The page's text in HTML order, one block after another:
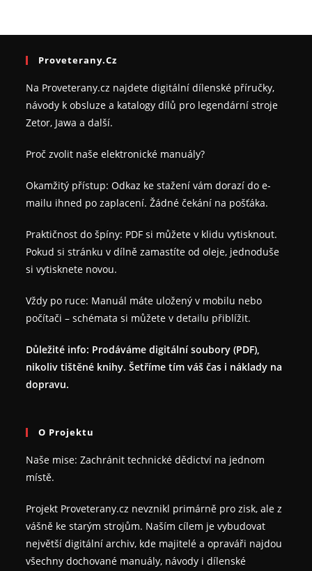
Proveterany.cz
Na Proveterany.cz najdete digitální dílenské příručky,
návody k obsluze a katalogy dílů pro legendární stroje
Zetor, Jawa a další.
Proč zvolit naše elektronické manuály?
Okamžitý přístup: Odkaz ke stažení vám dorazí do e-
mailu ihned po zaplacení. Žádné čekání na pošťáka.
Praktičnost do špíny: PDF si můžete v klidu vytisknout.
Pokud si stránku v dílně zamastíte od oleje, jednoduše
si vytisknete novou.
Vždy po ruce: Manuál máte uložený v mobilu nebo
počítači – schémata si můžete v detailu přiblížit.
Důležité info: Prodáváme digitální soubory (PDF),
nikoliv tištěné knihy. Šetříme tím váš čas i náklady na
dopravu.
O Projektu
Naše mise: Zachránit technické dědictví na jednom
místě.
Projekt Proveterany.cz nevznikl primárně pro zisk, ale z
vášně ke starým strojům. Naším cílem je vybudovat
největší digitální archiv, kde majitelé a opraváři najdou
všechny dochované manuály, návody i dílenské